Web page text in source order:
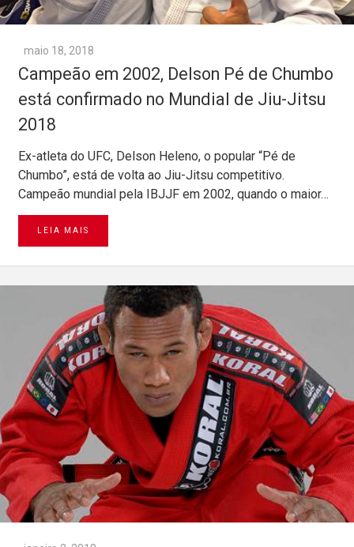
maio 18, 2018
Campeão em 2002, Delson Pé de Chumbo
está confirmado no Mundial de Jiu-Jitsu
2018
Ex-atleta do UFC, Delson Heleno, o popular “Pé de
Chumbo”, está de volta ao Jiu-Jitsu competitivo.
Campeão mundial pela IBJJF em 2002, quando o maior…
LEIA MAIS